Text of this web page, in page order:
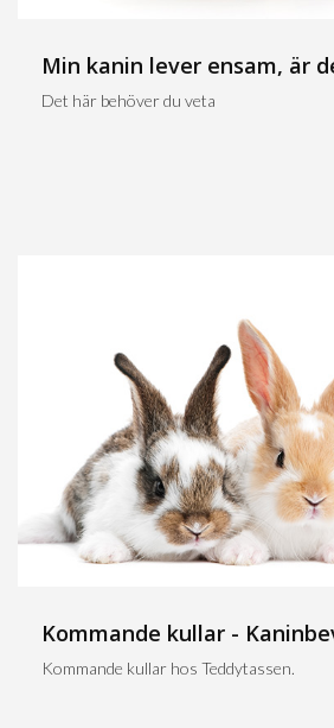
Min kanin lever ensam, är
Det här behöver du veta
Kommande kullar -
Kommande kullar hos Teddytassen.